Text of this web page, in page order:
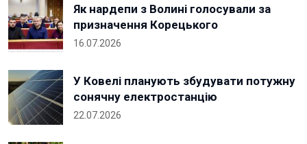
Як нардепи з Волині голосували за
призначення Корецького
16.07.2026
У Ковелі планують збудувати потужну
сонячну електростанцію
22.07.2026